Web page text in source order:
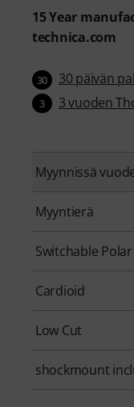
15 Year
technica.com
30 30 päivän
3 3 vuoden
Myynnissä
Myyntierä
Switchable
Cardioid
Low Cut
shockmount